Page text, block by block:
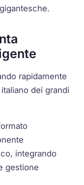
rapidamente
dei grandi
integrando
gestione